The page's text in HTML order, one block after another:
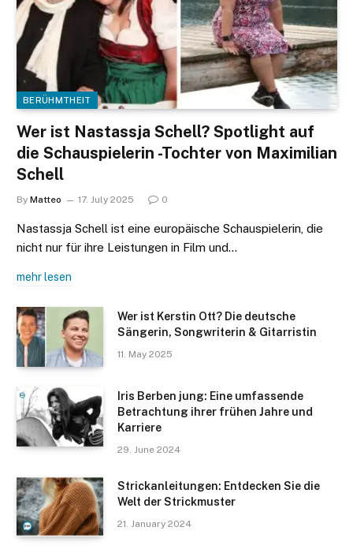
BERÜHMTHEIT
Wer ist Nastassja Schell? Spotlight auf
die Schauspielerin -Tochter von Maximilian
Schell
By Matteo 17. July 2025 0
Nastassja Schell ist eine europäische Schauspielerin, die
nicht nur für ihre Leistungen in Film und…
mehr lesen
Wer ist Kerstin Ott? Die deutsche
Sängerin, Songwriterin & Gitarristin
11. May 2025
Iris Berben jung: Eine umfassende
Betrachtung ihrer frühen Jahre und
Karriere
29. June 2024
Strickanleitungen: Entdecken Sie die
Welt der Strickmuster
21. January 2024